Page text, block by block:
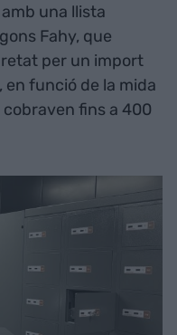
una llista
Fahy, que
per un import
en funció de la mida
cobraven fins a 400